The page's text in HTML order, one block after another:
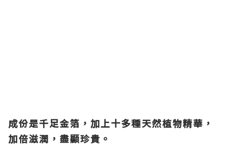
成份是千足金箔，加上十多種天然植物精華，
加倍滋潤，盡顯珍貴。